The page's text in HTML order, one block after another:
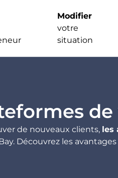
Modifier
votre
situation
de nouveaux clients, les
Découvrez les